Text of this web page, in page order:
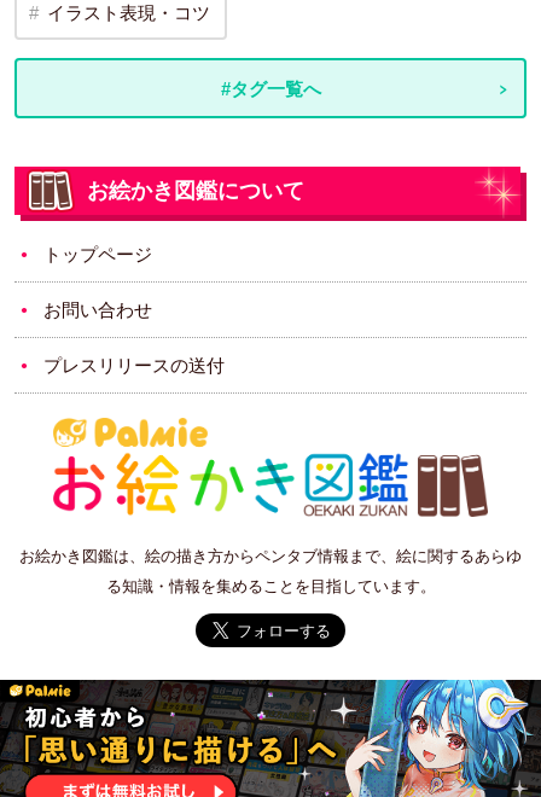
イラスト表現・コツ
#タグ一覧へ
お絵かき図鑑について
トップページ
お問い合わせ
プレスリリースの送付
お絵かき図鑑は、絵の描き方からペンタブ情報まで、絵に関するあらゆ
る知識・情報を集めることを目指しています。